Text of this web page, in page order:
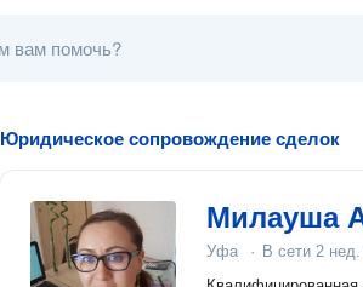
Юридическое сопровождение сделок
Милауша
Уфа · В сети 2